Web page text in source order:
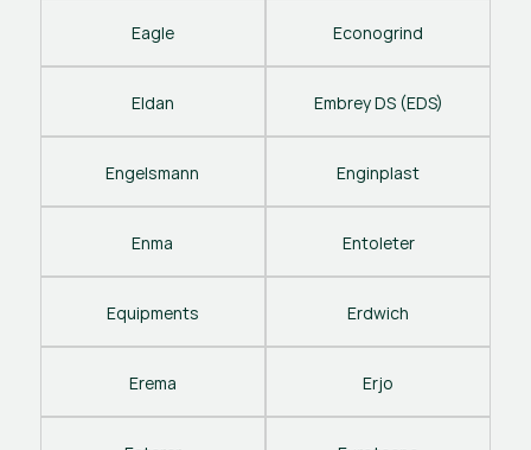
Eagle Econogrind
Eldan Embrey DS (EDS)
Engelsmann Enginplast
Enma Entoleter
Equipments Erdwich
Erema Erjo